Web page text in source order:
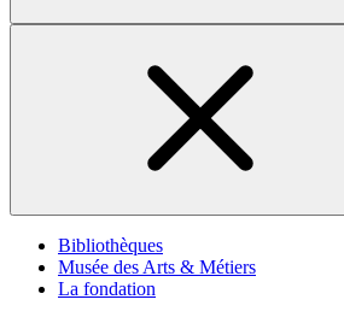
Bibliothèques
Musée des Arts & Métiers
La fondation